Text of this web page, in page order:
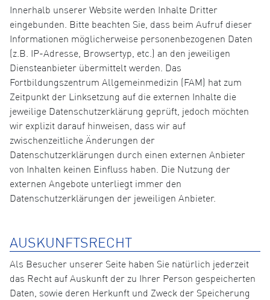
Innerhalb unserer Website werden Inhalte Dritter
eingebunden. Bitte beachten Sie, dass beim Aufruf dieser
Informationen möglicherweise personenbezogenen Daten
(z.B. IP-Adresse, Browsertyp, etc.) an den jeweiligen
Diensteanbieter übermittelt werden. Das
Fortbildungszentrum Allgemeinmedizin (FAM) hat zum
Zeitpunkt der Linksetzung auf die externen Inhalte die
jeweilige Datenschutzerklärung geprüft, jedoch möchten
wir explizit darauf hinweisen, dass wir auf
zwischenzeitliche Änderungen der
Datenschutzerklärungen durch einen externen Anbieter
von Inhalten keinen Einfluss haben. Die Nutzung der
externen Angebote unterliegt immer den
Datenschutzerklärungen der jeweiligen Anbieter.
AUSKUNFTSRECHT
Als Besucher unserer Seite haben Sie natürlich jederzeit
das Recht auf Auskunft der zu Ihrer Person gespeicherten
Daten, sowie deren Herkunft und Zweck der Speicherung